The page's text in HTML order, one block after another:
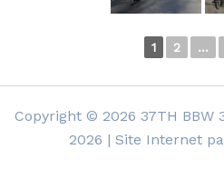
1 2 ...
Copyright © 2026 37TH BBW
2026 | Site Internet